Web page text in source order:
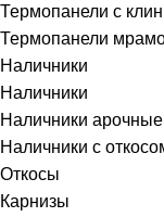
Термопанели с
Термопанели
Наличники
Наличники
Наличники арочные
Наличники с
Откосы
Карнизы